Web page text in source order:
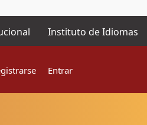
Instituto de Idiomas
Entrar